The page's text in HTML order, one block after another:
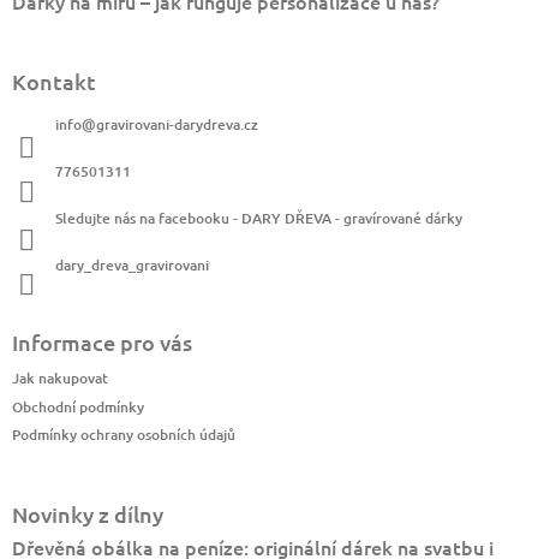
Kontakt
info@gravirovani-darydreva.cz
776501311
Sledujte nás na facebooku - DARY DŘEVA - gravírované dárky
dary_dreva_gravirovani
Informace pro vás
Jak nakupovat
Obchodní podmínky
Podmínky ochrany osobních údajů
Novinky z dílny
Dřevěná obálka na peníze: originální dárek na svatbu i